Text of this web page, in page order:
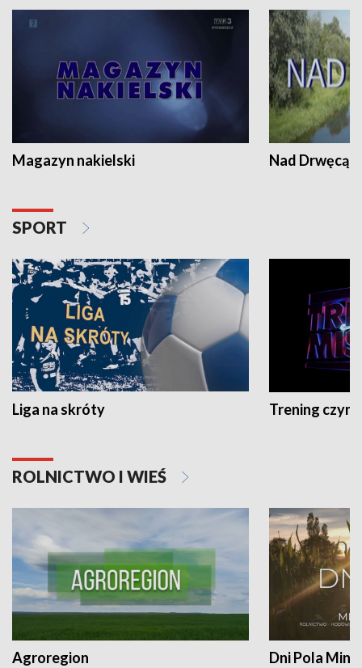
Magazyn nakielski Nad Drwęcą
SPORT
Liga na skróty Trening czyni
ROLNICTWO I WIEŚ
Agroregion Dni Pola